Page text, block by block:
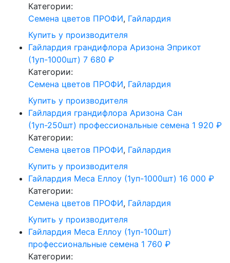
Категории:
Cемена цветов ПРОФИ, Гайлардия
Купить у производителя
Гайлардия грандифлора Аризона Эприкот
(1уп-1000шт) 7 680 ₽
Категории:
Cемена цветов ПРОФИ, Гайлардия
Купить у производителя
Гайлардия грандифлора Аризона Сан
(1уп-250шт) профессиональные семена 1 920 ₽
Категории:
Cемена цветов ПРОФИ, Гайлардия
Купить у производителя
Гайлардия Меса Еллоу (1уп-1000шт) 16 000 ₽
Категории:
Cемена цветов ПРОФИ, Гайлардия
Купить у производителя
Гайлардия Меса Еллоу (1уп-100шт)
профессиональные семена 1 760 ₽
Категории: